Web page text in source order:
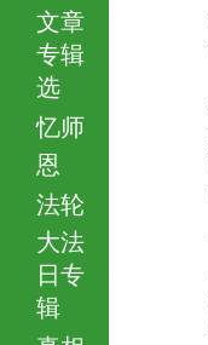
文章
专辑
选
忆师
恩
法轮
大法
日专
辑